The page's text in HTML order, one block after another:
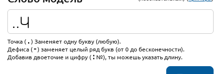
Точка (.) Заменяет одну букву (любую).
Дефиса (-) заменяет целый ряд букв (от 0 до бесконечности).
Добавив двоеточие и цифру (: №), ты можешь указать длину.